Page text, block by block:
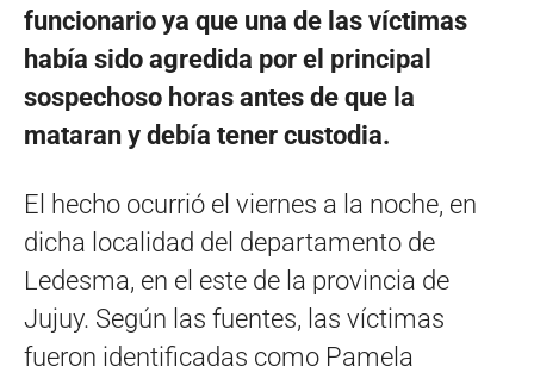
funcionario ya que una de las víctimas
había sido agredida por el principal
sospechoso horas antes de que la
mataran y debía tener custodia.
El hecho ocurrió el viernes a la noche, en
dicha localidad del departamento de
Ledesma, en el este de la provincia de
Jujuy. Según las fuentes, las víctimas
fueron identificadas como Pamela